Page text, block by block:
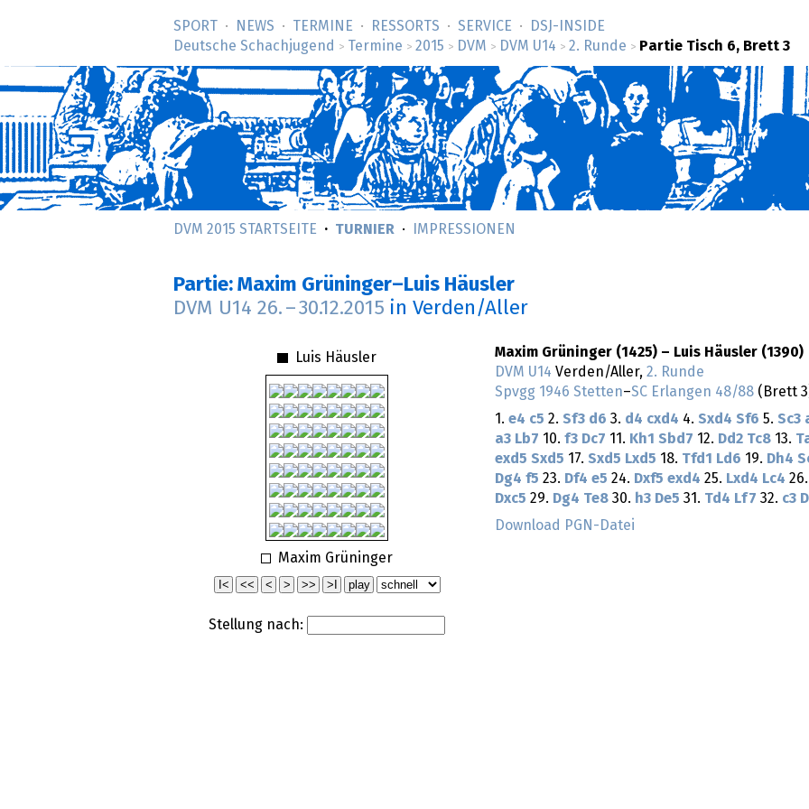
SPORT NEWS TERMINE RESSORTS SERVICE
DSJ-­INSIDE
Deutsche Schachjugend
> Termine > 2015 > DVM > DVM U14 > 2. Runde > Partie Tisch 6, Brett 3
DVM 2015 STARTSEITE TURNIER IMPRESSIONEN
Partie: Maxim Grüninger–Luis Häusler
DVM U14 26. –30.12.2015 in Verden/Aller
Luis Häusler
Maxim Grüninger
Stellung nach:
Maxim Grüninger (1425) – Luis Häusler (1390)
DVM U14 Verden/Aller, 2. Runde
Spvgg 1946 Stetten–SC Erlangen 48/88 (Brett
1. e4 c5 2. Sf3 d6 3. d4 cxd4 4. Sxd4 Sf6 5. Sc3
a3 Lb7 10. f3 Dc7 11. Kh1 Sbd7 12. Dd2 Tc8 13.
exd5 Sxd5 17. Sxd5 Lxd5 18. Tfd1 Ld6 19. Dh4
Dg4 f5 23. Df4 e5 24. Dxf5 exd4 25. Lxd4 Lc4
Dxc5 29. Dg4 Te8 30. h3 De5 31. Td4 Lf7 32. c3
Download PGN-Datei